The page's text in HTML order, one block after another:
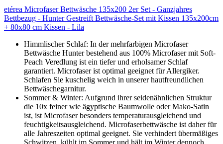
etérea Microfaser Bettwäsche 135x200 2er Set - Ganzjahres
Bettbezug - Hunter Gestreift Bettwäsche-Set mit Kissen 135x200cm
+ 80x80 cm Kissen - Lila
Himmlischer Schlaf: In der mehrfarbigen Microfaser
Bettwäsche Hunter bestehend aus 100% Microfaser mit Soft-
Peach Veredlung ist ein tiefer und erholsamer Schlaf
garantiert. Microfaser ist optimal geeignet für Allergiker.
Schlafen Sie kuschelig weich in unserer hautfreundlichen
Bettwäschegarnitur.
Sommer & Winter: Aufgrund ihrer seidenähnlichen Struktur
die 10x feiner wie ägyptische Baumwolle oder Mako-Satin
ist, ist Microfaser besonders temperaturausgleichend und
feuchtigkeitsausgleichend. Microfaserbettwäsche ist daher für
alle Jahreszeiten optimal geeignet. Sie verhindert übermäßiges
Schwitzen, kühlt im Sommer und hält im Winter dennoch